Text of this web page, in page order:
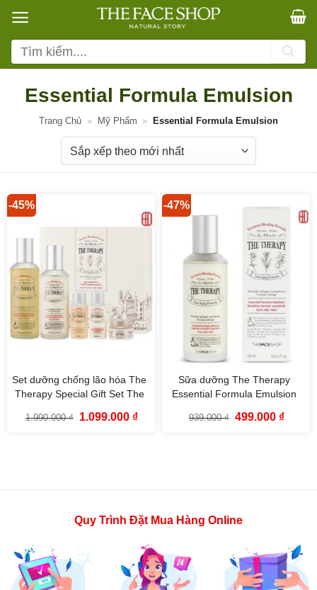
qua
nội
dung
Tìm
kiếm:
Essential Formula Emulsion
Trang Chủ » Mỹ Phẩm » Essential Formula Emulsion
-45%
Set dưỡng chống lão hóa The
Therapy Special Gift Set The
1.990.000₫
Giá
1.099.000 ₫Giá
-47%
Sữa dưỡng The Therapy
Essential Formula Emulsion
939.000₫ Giá
499.000 ₫Giá
Quy Trình Đặt Mua Hàng Online